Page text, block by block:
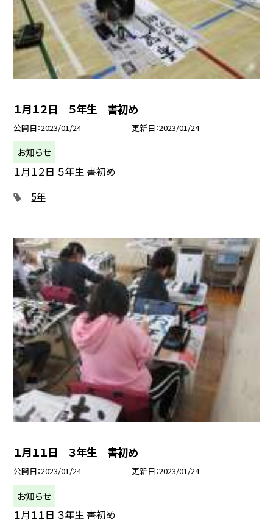
１月１２日 ５年生 書初め
公開日 2023/01/24 更新日 2023/01/24
お知らせ
１月１２日 ５年生 書初め
5年
１月１１日 ３年生 書初め
公開日 2023/01/24 更新日 2023/01/24
お知らせ
１月１１日 ３年生 書初め